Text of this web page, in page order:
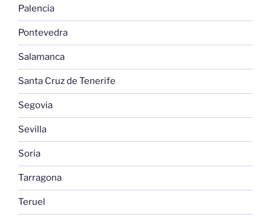
Palencia
Pontevedra
Salamanca
Santa Cruz de Tenerife
Segovia
Sevilla
Soria
Tarragona
Teruel